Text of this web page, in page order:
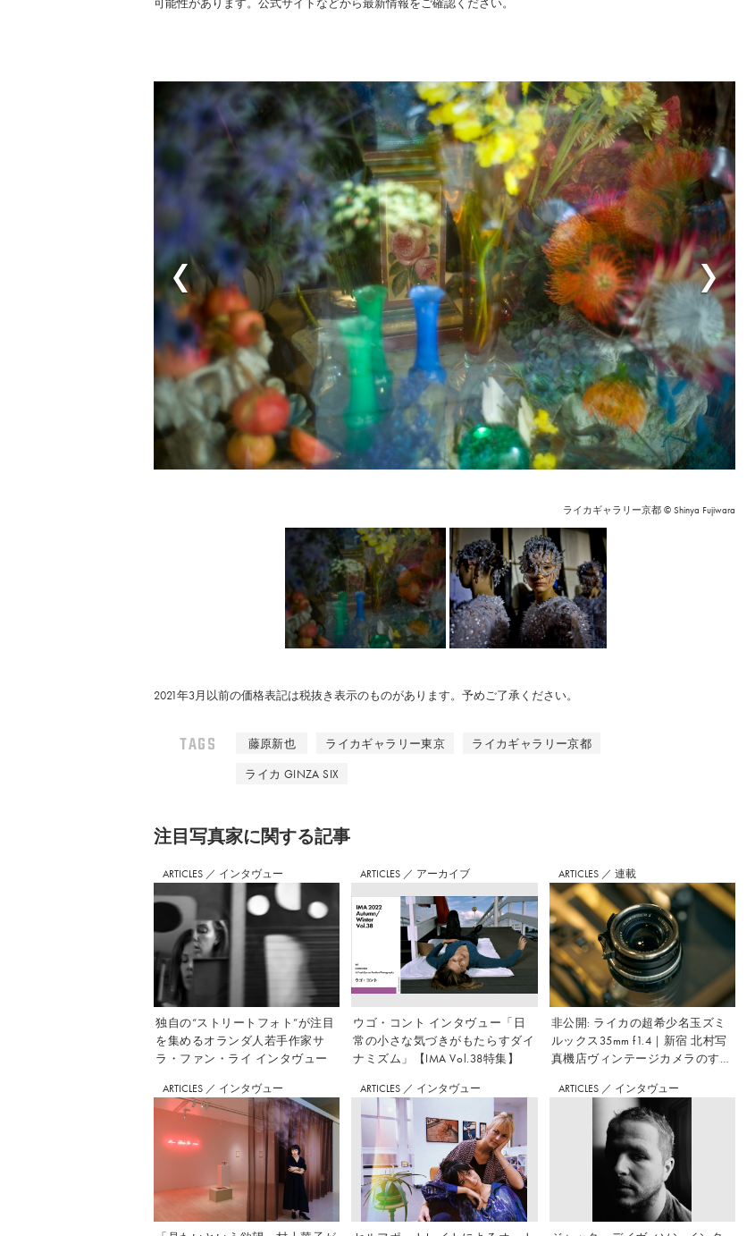
可能性があります。公式サイトなどから最新情報をご確認ください。
ライカギャラリー京都 © Shinya Fujiwara
2021年3月以前の価格表記は税抜き表示のものがあります。予めご了承ください。
TAGS 藤原新也 ライカギャラリー東京
ライカギャラリー京都
ライカ GINZA SIX
注⽬写真家に関する記事
ARTICLES ／ インタヴュー
独自の“ストリートフォト”が注目
を集めるオランダ人若手作家サ
ラ・ファン・ライ インタヴュー
ARTICLES ／ アーカイブ
ウゴ・コント インタヴュー「日
常の小さな気づきがもたらすダイ
ナミズム」【IMA Vol.38特集】
ARTICLES ／ 連載
非公開: ライカの超希少名玉ズミ
ルックス35mm f1.4｜新宿 北村写
真機店ヴィンテージカメラのすす
ARTICLES ／ インタヴュー ARTICLES ／ インタヴュー ARTICLES ／ インタヴュー